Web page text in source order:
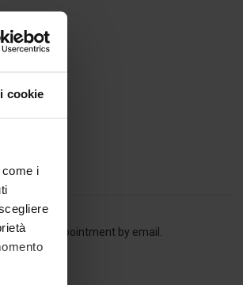
cookie
i
an appointment by email.